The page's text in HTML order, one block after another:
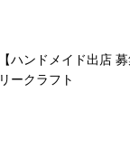
【ハンドメイド出店
リークラフト